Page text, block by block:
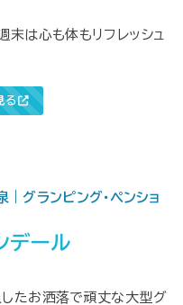
末は心も体もリフレッシュ
る
｜グランピング・ペンショ
デール
たお洒落で頑丈な大型グ